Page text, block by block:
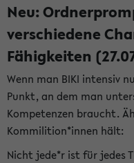
Neu:
verschiedene
Fähigkeiten
Wenn man BIKI intensiv
Punkt, an dem man
Kompetenzen braucht.
Kommilition*innen hält:
Nicht jede*r ist für jedes